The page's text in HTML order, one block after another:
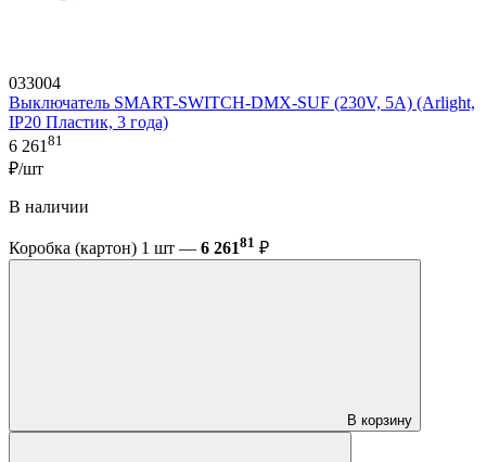
033004
Выключатель SMART-SWITCH-DMX-SUF (230V, 5A) (Arlight,
IP20 Пластик, 3 года)
6 261 81
₽/шт
В наличии
Коробка (картон) 1 шт — 6 26181 ₽
В корзину